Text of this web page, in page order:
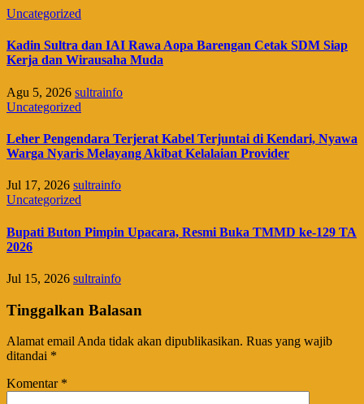
Uncategorized
Kadin Sultra dan IAI Rawa Aopa Barengan Cetak SDM Siap
Kerja dan Wirausaha Muda
Agu 5, 2026 sultrainfo
Uncategorized
Leher Pengendara Terjerat Kabel Terjuntai di Kendari, Nyawa
Warga Nyaris Melayang Akibat Kelalaian Provider
Jul 17, 2026 sultrainfo
Uncategorized
Bupati Buton Pimpin Upacara, Resmi Buka TMMD ke-129 TA
2026
Jul 15, 2026 sultrainfo
Tinggalkan Balasan
Alamat email Anda tidak akan dipublikasikan. Ruas yang wajib
ditandai *
Komentar *